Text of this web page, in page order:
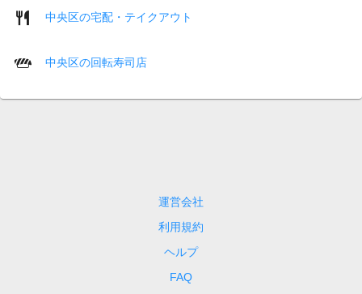
中央区の宅配・テイクアウト
中央区の回転寿司店
運営会社
利用規約
ヘルプ
FAQ